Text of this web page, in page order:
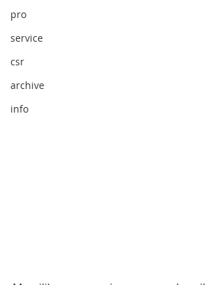
pro
service
csr
archive
info